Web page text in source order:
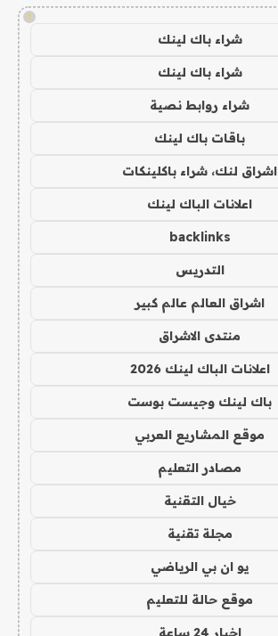
!
شراء باك لينك
شراء باك لينك
شراء روابط نصية
باقات باك لينك
اشراق لنك، شراء باكلينكات
اعلانات الباك لينك
backlinks
التدريس
اشراق العالم عالم كبير
منتدى الاشراق
اعلانات الباك لينك 2026
باك لينك وجيست بوست
موقع المشاريع العربي
مصادر التعليم
خيال التقنية
مجلة تقنية
يو ان بي الرياضي
موقع حالة للتعليم
اخبار 24 ساعة